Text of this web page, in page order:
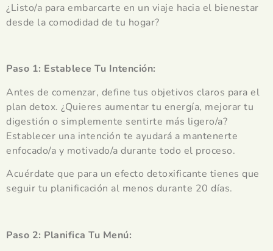
¿Listo/a para embarcarte en un viaje hacia el bienestar
desde la comodidad de tu hogar?
Paso 1: Establece Tu Intención:
Antes de comenzar, define tus objetivos claros para el
plan detox. ¿Quieres aumentar tu energía, mejorar tu
digestión o simplemente sentirte más ligero/a?
Establecer una intención te ayudará a mantenerte
enfocado/a y motivado/a durante todo el proceso.
Acuérdate que para un efecto detoxificante tienes que
seguir tu planificación al menos durante 20 días.
Paso 2: Planifica Tu Menú: